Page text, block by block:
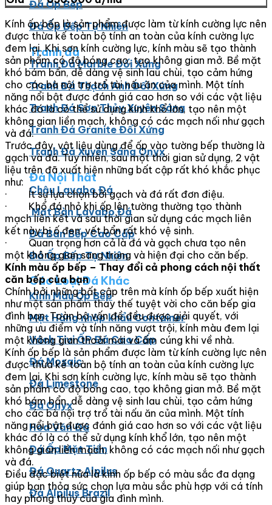
Đá Ốp Bếp
Đá Ốp Bếp Tự Nhiên
Tranh đá
Tranh Đá Marble Đối Xứng
Tranh Đá Thạch Anh Đối Xứng
Tranh Đá Sơn Thủy Xuyên Sáng
Tranh Đá Granite Đối Xứng
Tranh Đá Xuyên Sáng Onyx
Đá Nội Thất
Chậu Lavabo Đá
Mặt Bàn Lavabo Đá
Đá Bàn Bếp Cao Cấp
Đá Ốp Bếp Tự Nhiên
Các Loại Đá Khác
Kính Màu Ốp Bếp
Mặt Hàng nhập khẩu Container
Vách Tivi ỐP Đá Cao Cấp
Đá Mosaic
Đá Limestone
Đá Onyx
Hoa Văn Đá
Đá Ốp Mặt Tiền
Đá Quartz Alpilus
Đá Alpilus Brazil
Kính ốp bếp là sản phẩm được làm từ kính cường lực nên
được thừa kế toàn bộ tính an toàn của kính cường lực
đem lại. Khi sơn kính cường lực, kính màu sẽ tạo thành
sản phẩm có độ bóng cao, tạo không gian mở. Bề mặt
khó bám bẩn, dễ dàng vệ sinh lau chùi, tạo cảm hứng
cho các bà nội trợ trổ tài nấu ăn của mình. Một tính
năng nổi bật được đánh giá cao hơn so với các vật liệu
khác đó là có thể sử dụng kính khổ lớn, tạo nên một
không gian liền mạch, không có các mạch nối như gạch
và đá.
Trước đây, vật liệu dùng để ốp vào tường bếp thường là
gạch và đá. Tuy nhiên, sau một thời gian sử dụng, 2 vật
liệu trên đã xuất hiện những bất cập rất khó khắc phục
như:
· Ít sự lựa chọn bởi gạch và đá rất đơn điệu.
· Khổ đá nhỏ khi ốp lên tường thường tạo thành
mạch liên kết và sau thời gian sử dụng các mạch liên
kết này bị ố đen, vết bẩn rất khó vệ sinh.
· Quan trọng hơn cả là đá và gạch chưa tạo nên
một không gian sang trọng và hiện đại cho căn bếp.
Kính màu ốp bếp – Thay đổi cả phong cách nội thất
căn bếp của bạn
Chính bởi những bất cập trên mà kính ốp bếp xuất hiện
như một sản phẩm thay thế tuyệt vời cho căn bếp gia
đình bạn. Toàn bộ vấn đề đều được giải quyết, với
những ưu điểm và tính năng vượt trội, kính màu đem lại
một không gian thoải mái và ấm cúng khi về nhà.
Kính ốp bếp là sản phẩm được làm từ kính cường lực nên
được thừa kế toàn bộ tính an toàn của kính cường lực
đem lại. Khi sơn kính cường lực, kính màu sẽ tạo thành
sản phẩm có độ bóng cao, tạo không gian mở. Bề mặt
khó bám bẩn, dễ dàng vệ sinh lau chùi, tạo cảm hứng
cho các bà nội trợ trổ tài nấu ăn của mình. Một tính
năng nổi bật được đánh giá cao hơn so với các vật liệu
khác đó là có thể sử dụng kính khổ lớn, tạo nên một
không gian liền mạch, không có các mạch nối như gạch
và đá.
Điều đặc biệt nữa là kính ốp bếp có màu sắc đa dạng
giúp bạn thỏa sức chọn lựa màu sắc phù hợp với cá tính
hay phong thủy của gia đình mình.